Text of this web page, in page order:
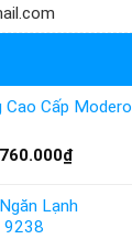
Cao Cấp Modero
760.000₫
Lạnh
9238